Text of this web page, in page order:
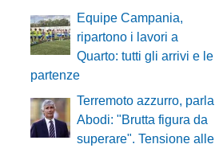
Equipe Campania,
ripartono i lavori a
Quarto: tutti gli arrivi e le
partenze
Terremoto azzurro, parla
Abodi: "Brutta figura da
superare". Tensione alle